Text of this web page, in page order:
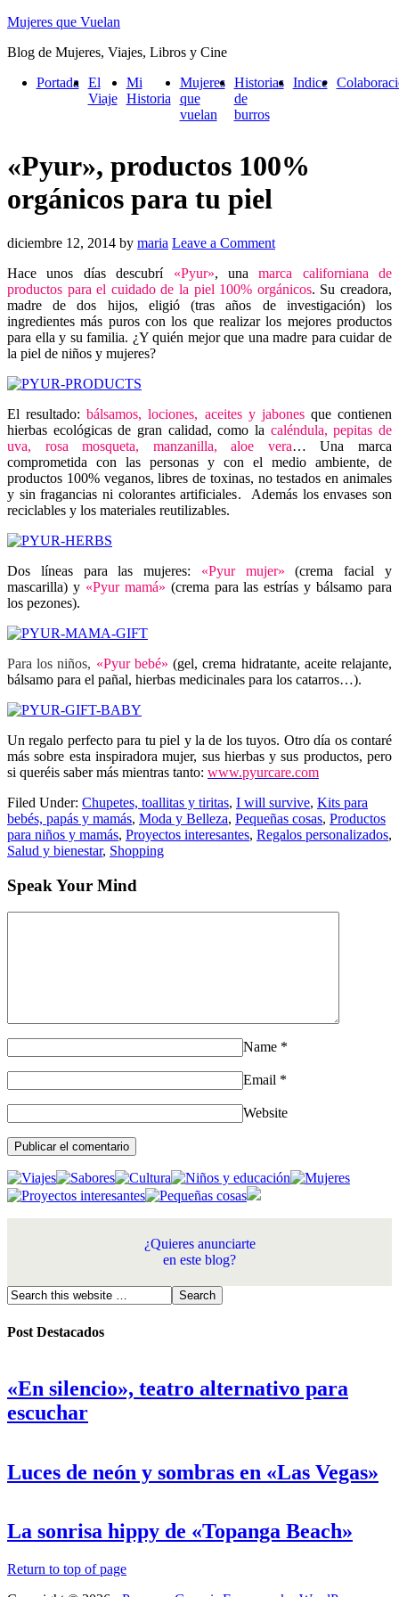
Mujeres que Vuelan
Blog de Mujeres, Viajes, Libros y Cine
Portada
El
Viaje
Mi
Historia
Mujeres
que
vuelan
Historias
de
burros
Indice
«Pyur», productos 100%
orgánicos para tu piel
diciembre 12, 2014 by maria Leave a Comment
Hace unos días descubrí «Pyur», unamarca californiana de
productos para el cuidado de la piel 100% orgánicos. Su creadora,
madre de dos hijos, eligió (tras años de investigación) los
ingredientes más puros con los que realizar los mejores productos
para ella y su familia. ¿Y quién mejor que una madre para cuidar de
la piel de niños y mujeres?
El resultado:bálsamos, lociones, aceites y jabonesque contienen
hierbas ecológicas de gran calidad, como la caléndula, pepitas de
uva, rosa mosqueta, manzanilla, aloe vera… Una marca
comprometida con las personas y con el medio ambiente, de
productos 100% veganos, libres de toxinas, no testados en animales
y sin fragancias ni colorantes artificiales. Además los envases son
reciclables y los materiales reutilizables.
Dos líneas para las mujeres: «Pyur mujer» (crema facial y
mascarilla) y «Pyur mamá» (crema para las estrías y bálsamo para
los pezones).
Para los niños, «Pyur bebé» (gel, crema hidratante, aceite relajante,
bálsamo para el pañal, hierbas medicinales para los catarros…).
Un regalo perfecto para tu piel y la de los tuyos. Otro día os contaré
más sobre esta inspiradora mujer, sus hierbas y sus productos, pero
si queréis saber más mientras tanto: www.pyurcare.com
Filed Under: Chupetes, toallitas y tiritas, I will survive, Kits para
bebés, papás y mamás, Moda y Belleza, Pequeñas cosas, Productos
para niños y mamás, Proyectos interesantes, Regalos personalizados,
Salud y bienestar, Shopping
Speak Your Mind
Name *
Email *
Website
¿Quieres anunciarte
en este blog?
Post Destacados
«En silencio», teatro alternativo para
escuchar
Luces de neón y sombras en «Las Vegas»
La sonrisa hippy de «Topanga Beach»
Return to top of page